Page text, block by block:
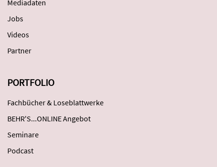
Mediadaten
Jobs
Videos
Partner
PORTFOLIO
Fachbücher & Loseblattwerke
BEHR'S...ONLINE Angebot
Seminare
Podcast